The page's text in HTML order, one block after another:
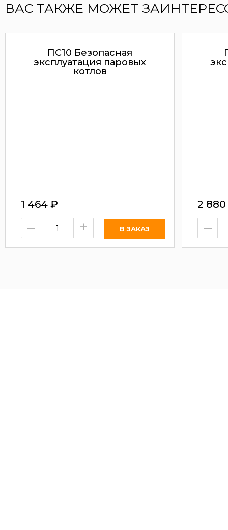
ВАС ТАКЖЕ МОЖЕТ
ПС10 Безопасная
эксплуатация паровых
котлов
1 464 ₽
– +
2 880
–